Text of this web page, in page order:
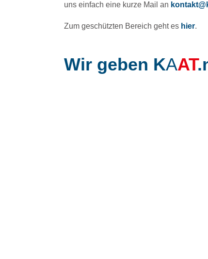
uns einfach eine kurze Mail an
Zum geschützten Bereich geht es hier.
Wir geben KAAT